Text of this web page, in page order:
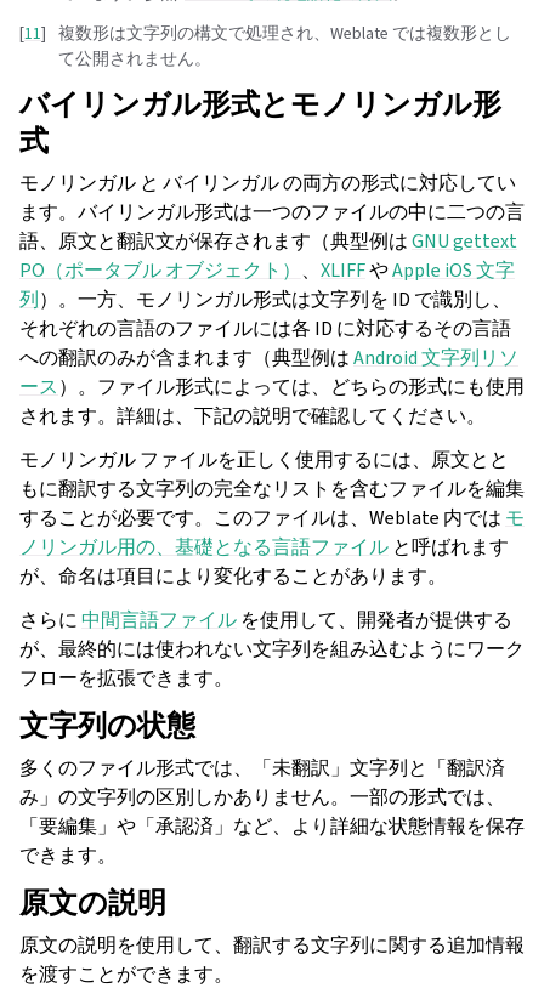
[11] 複数形は文字列の構文で処理され、Weblate では複数形とし
て公開されません。
バイリンガル形式とモノリンガル形
式
モノリンガル と バイリンガル の両方の形式に対応してい
ます。バイリンガル形式は一つのファイルの中に二つの言
語、原文と翻訳文が保存されます（典型例はGNU gettext
PO（ポータブル オブジェクト） 、 XLIFFやApple iOS 文字
列）。一方、モノリンガル形式は文字列を ID で識別し、
それぞれの言語のファイルには各 ID に対応するその言語
への翻訳のみが含まれます（典型例はAndroid 文字列リソ
ース）。ファイル形式によっては、どちらの形式にも使用
されます。詳細は、下記の説明で確認してください。
モノリンガル ファイルを正しく使用するには、原文とと
もに翻訳する文字列の完全なリストを含むファイルを編集
することが必要です。このファイルは、Weblate 内では モ
ノリンガル用の、基礎となる言語ファイル と呼ばれます
が、命名は項目により変化することがあります。
さらに中間言語ファイル を使用して、開発者が提供する
が、最終的には使われない文字列を組み込むようにワーク
フローを拡張できます。
文字列の状態
多くのファイル形式では、「未翻訳」文字列と「翻訳済
み」の文字列の区別しかありません。一部の形式では、
「要編集」や「承認済」など、より詳細な状態情報を保存
できます。
原文の説明
原文の説明を使用して、翻訳する文字列に関する追加情報
を渡すことができます。